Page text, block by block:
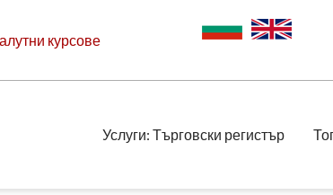
курсове
Услуги: Търговски регистър